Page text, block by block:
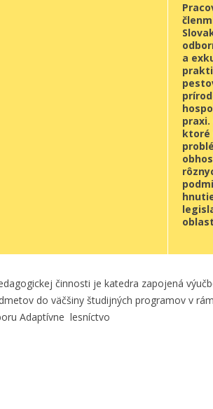
a
praxi.
ktoré
činnosti je katedra zapojená
do väčšiny študijných programov v
Adaptívne lesníctvo